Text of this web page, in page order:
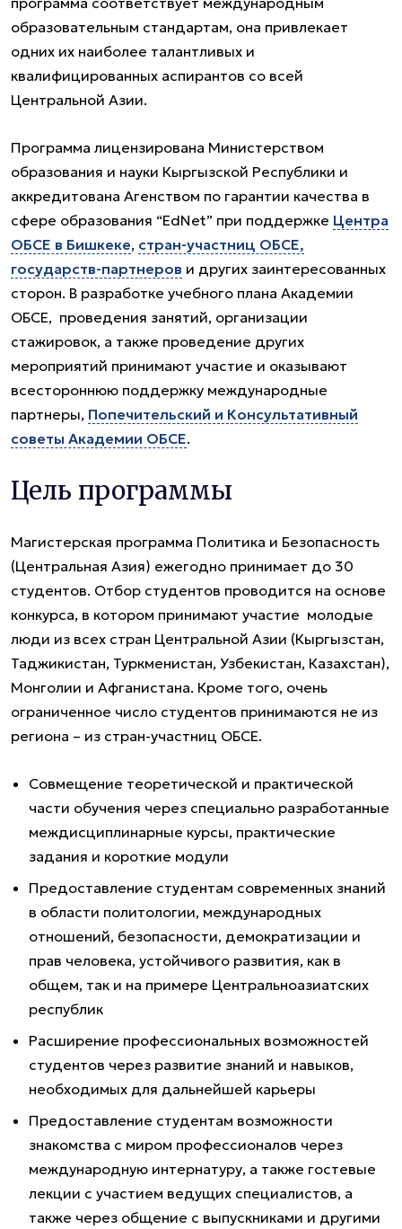
образовательным стандартам, она привлекает
одних их наиболее талантливых и
квалифицированных аспирантов со всей
Центральной Азии.
Программа лицензирована Министерством
образования и науки Кыргызской Республики и
аккредитована Агенством по гарантии качества в
сфере образования “EdNet” при поддержке Центра
ОБСЕ в Бишкеке, стран-участниц ОБСЕ,
государств-партнеров и других заинтересованных
сторон. В разработке учебного плана Академии
ОБСЕ, проведения занятий, организации
стажировок, а также проведение других
мероприятий принимают участие и оказывают
всестороннюю поддержку международные
партнеры, Попечительский и Консультативный
советы Академии ОБСЕ.
Цель программы
Магистерская программа Политика и Безопасность
(Центральная Азия) ежегодно принимает до 30
студентов. Отбор студентов проводится на основе
конкурса, в котором принимают участие молодые
люди из всех стран Центральной Азии (Кыргызстан,
Таджикистан, Туркменистан, Узбекистан, Казахстан),
Монголии и Афганистана. Кроме того, очень
ограниченное число студентов принимаются не из
региона – из стран-участниц ОБСЕ.
Cовмещение теоретической и практической
части обучения через специально разработанные
междисциплинарные курсы, практические
задания и короткие модули
Предоставление студентам современных знаний
в области политологии, международных
отношений, безопасности, демократизации и
прав человека, устойчивого развития, как в
общем, так и на примере Центральноазиатских
республик
Расширение профессиональных возможностей
студентов через развитие знаний и навыков,
необходимых для дальнейшей карьеры
Предоставление студентам возможности
знакомства с миром профессионалов через
международную интернатуру, а также гостевые
лекции с участием ведущих специалистов, а
также через общение с выпускниками и другими